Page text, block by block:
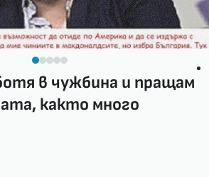
в чужбина и пращам
както много